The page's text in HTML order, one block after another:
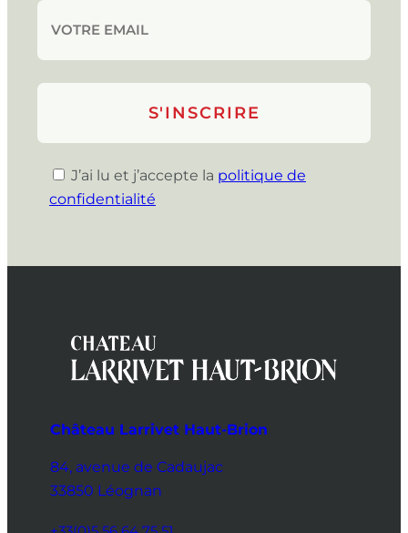
J’ai lu et j’accepte la politique de
confidentialité
Château Larrivet Haut-Brion
84, avenue de Cadaujac
33850 Léognan